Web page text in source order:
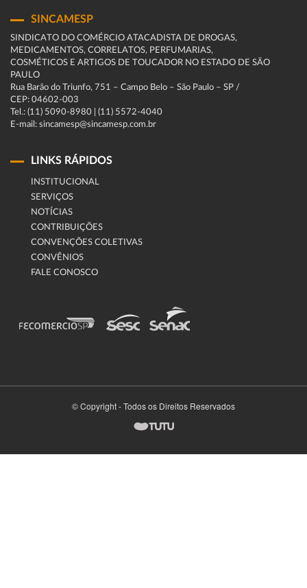
SINCAMESP
SINDICATO DO COMÉRCIO ATACADISTA DE DROGAS,
MEDICAMENTOS, CORRELATOS, PERFUMARIAS,
COSMÉTICOS E ARTIGOS DE TOUCADOR NO ESTADO DE SÃO
PAULO
Rua Barão do Triunfo, 751 – Campo Belo – São Paulo – SP /
CEP: 04602-003
Tel.: (11) 5090-8980 | (11) 5572-4040
E-mail: sincamesp@sincamesp.com.br
LINKS RÁPIDOS
INSTITUCIONAL
SERVIÇOS
NOTÍCIAS
CONTRIBUIÇÕES
CONVENÇÕES COLETIVAS
CONVÊNIOS
FALE CONOSCO
© Copyright - Todos os Direitos Reservados